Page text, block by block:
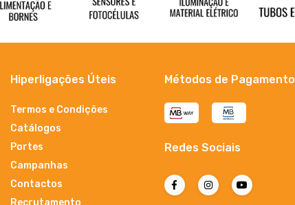
Hiperligações Úteis
Termos e Condições
Catálogos
Portes
Campanhas
Contactos
Recrutamento
Métodos de Pagamento
Redes Sociais